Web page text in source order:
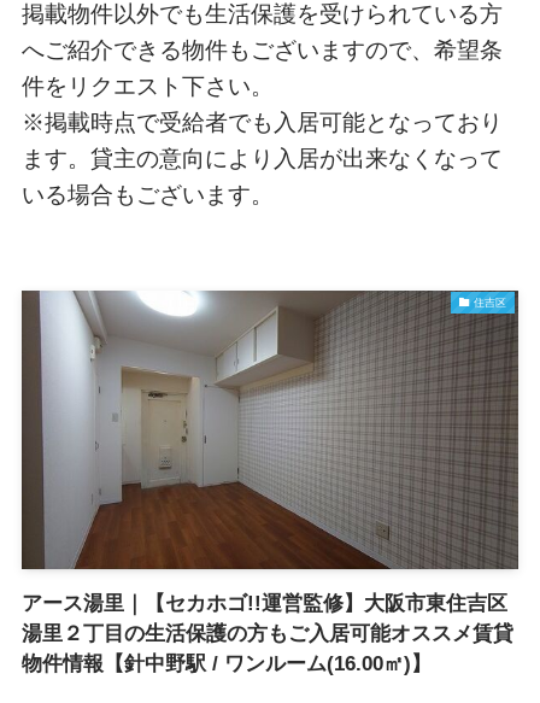
掲載物件以外でも生活保護を受けられている方
へご紹介できる物件もございますので、希望条
件をリクエスト下さい。
※掲載時点で受給者でも入居可能となっており
ます。貸主の意向により入居が出来なくなって
いる場合もございます。
住吉区
アース湯里｜【セカホゴ!!運営監修】大阪市東住吉区
湯里２丁目の生活保護の方もご入居可能オススメ賃貸
物件情報【針中野駅 / ワンルーム(16.00㎡)】